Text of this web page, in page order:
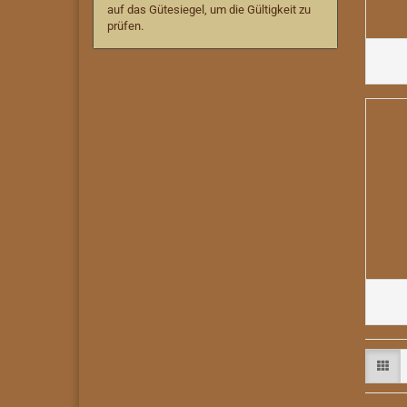
auf das Gütesiegel, um die Gültigkeit zu
prüfen.